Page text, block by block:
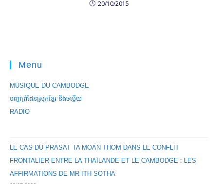
20/10/2015
Menu
MUSIQUE DU CAMBODGE
បញ្ហាព្រំដែនស្រុកខ្មែរ និងចឞ្លើយ
RADIO
LE CAS DU PRASAT TA MOAN THOM DANS LE CONFLIT
FRONTALIER ENTRE LA THAÏLANDE ET LE CAMBODGE : LES
AFFIRMATIONS DE MR ITH SOTHA